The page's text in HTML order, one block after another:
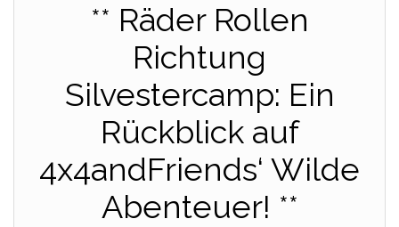
** Räder Rollen
Richtung
Silvestercamp: Ein
Rückblick auf
4x4andFriends‘ Wilde
Abenteuer! **